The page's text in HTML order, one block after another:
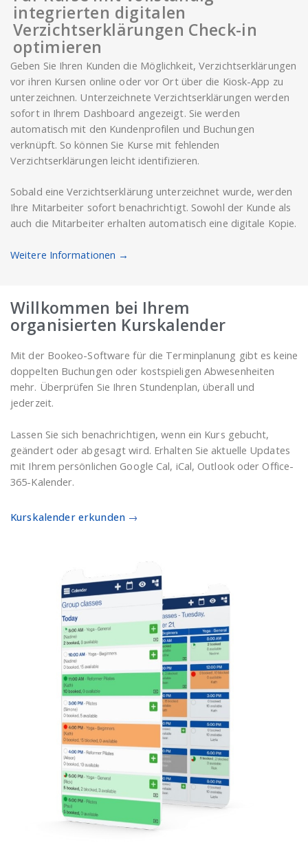
integrierten digitalen
Verzichtserklärungen Check-in
optimieren
Geben Sie Ihren Kunden die Möglichkeit, Verzichtserklärungen
vor ihren Kursen online oder vor Ort über die Kiosk-App zu
unterzeichnen. Unterzeichnete Verzichtserklärungen werden
sofort in Ihrem Dashboard angezeigt. Sie werden
automatisch mit den Kundenprofilen und Buchungen
verknüpft. So können Sie Kurse mit fehlenden
Verzichtserklärungen leicht identifizieren.
Sobald eine Verzichtserklärung unterzeichnet wurde, werden
Ihre Mitarbeiter sofort benachrichtigt. Sowohl der Kunde als
auch die Mitarbeiter erhalten automatisch eine digitale Kopie.
Weitere Informationen →
Willkommen bei Ihrem
organisierten Kurskalender
Mit der Bookeo-Software für die Terminplanung gibt es keine
doppelten Buchungen oder kostspieligen Abwesenheiten
mehr. Überprüfen Sie Ihren Stundenplan, überall und
jederzeit.
Lassen Sie sich benachrichtigen, wenn ein Kurs gebucht,
geändert oder abgesagt wird. Erhalten Sie aktuelle Updates
mit Ihrem persönlichen Google Cal, iCal, Outlook oder Office-
365-Kalender.
Kurskalender erkunden →